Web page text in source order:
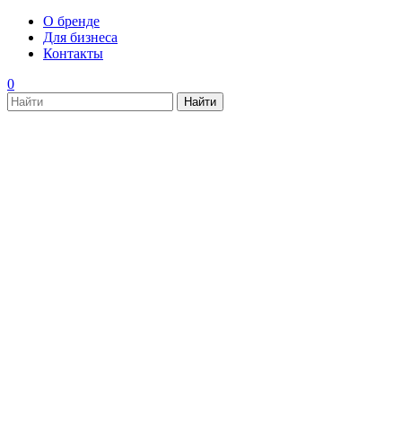
О бренде
Для бизнеса
Контакты
0